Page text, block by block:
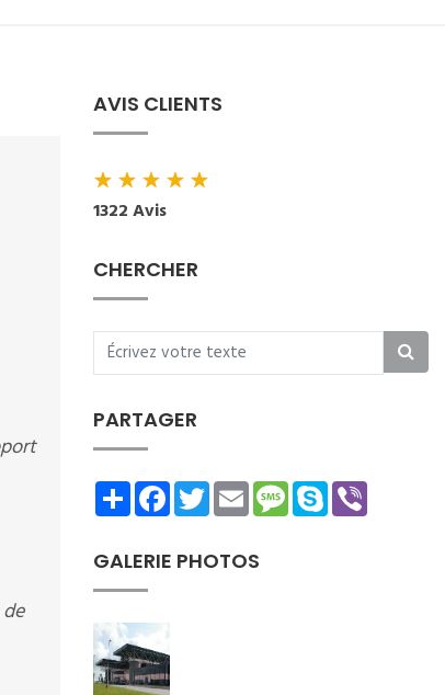
AVIS CLIENTS
★★★★★
1322 Avis
CHERCHER
PARTAGER
ShareFacebookTwitterEmailMessage
Skype
GALERIE PHOTOS